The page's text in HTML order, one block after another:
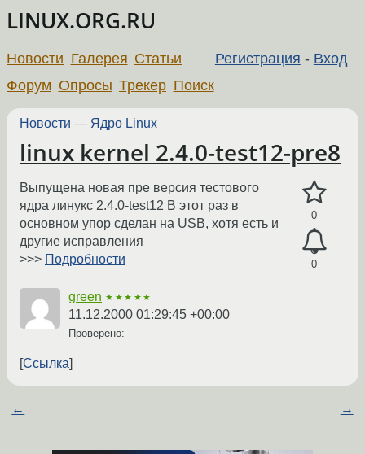
LINUX.ORG.RU
Регистрация - Вход
Новости Галерея Статьи
Форум Опросы Трекер Поиск
Новости — Ядро Linux
linux kernel 2.4.0-test12-pre8
0
0
Выпущена новая пре версия тестового
ядра линукс 2.4.0-test12 В этот раз в
основном упор сделан на USB, хотя есть и
другие исправления
>>> Подробности
green ★★★★★
11.12.2000 01:29:45 +00:00
Проверено:
Ссылка
← →